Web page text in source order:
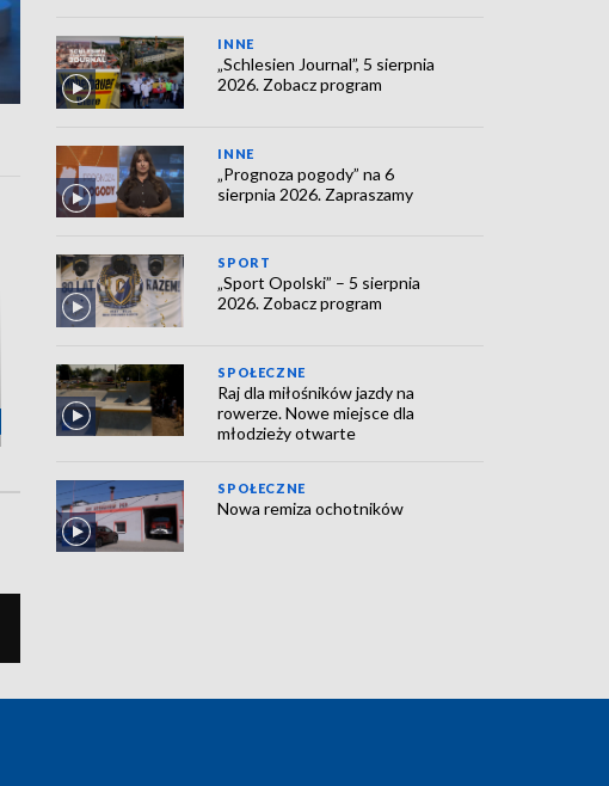
INNE
„Schlesien Journal”, 5 sierpnia
2026. Zobacz program
INNE
„Prognoza pogody” na 6
sierpnia 2026. Zapraszamy
SPORT
„Sport Opolski” – 5 sierpnia
2026. Zobacz program
SPOŁECZNE
Raj dla miłośników jazdy na
rowerze. Nowe miejsce dla
młodzieży otwarte
SPOŁECZNE
Nowa remiza ochotników